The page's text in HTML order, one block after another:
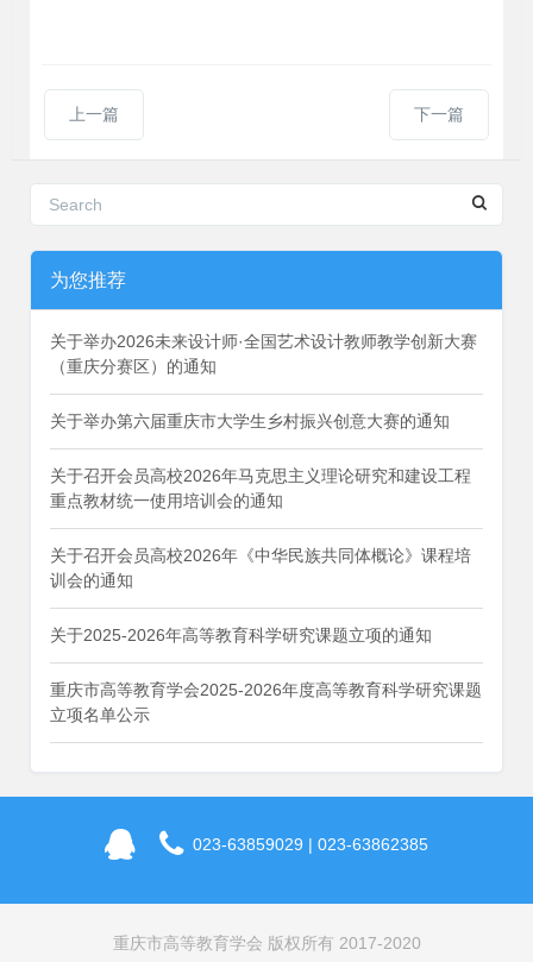
上一篇 下一篇
为您推荐
关于举办2026未来设计师·全国艺术设计教师教学创新大赛
（重庆分赛区）的通知
关于举办第六届重庆市大学生乡村振兴创意大赛的通知
关于召开会员高校2026年马克思主义理论研究和建设工程
重点教材统一使用培训会的通知
关于召开会员高校2026年《中华民族共同体概论》课程培
训会的通知
关于2025-2026年高等教育科学研究课题立项的通知
重庆市高等教育学会2025-2026年度高等教育科学研究课题
立项名单公示
023-63859029 | 023-63862385
重庆市高等教育学会 版权所有 2017-2020